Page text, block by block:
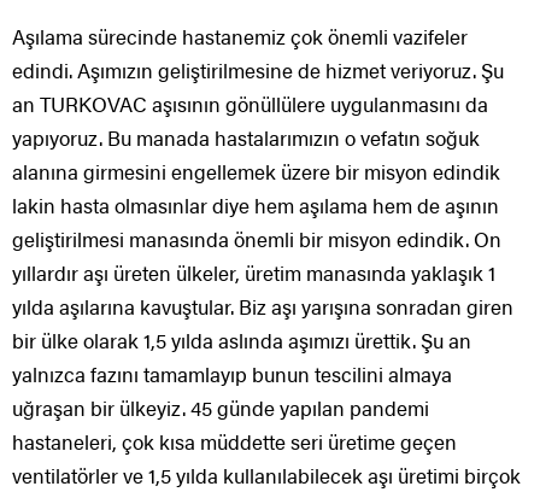
Aşılama sürecinde hastanemiz çok önemli vazifeler
edindi. Aşımızın geliştirilmesine de hizmet veriyoruz. Şu
an TURKOVAC aşısının gönüllülere uygulanmasını da
yapıyoruz. Bu manada hastalarımızın o vefatın soğuk
alanına girmesini engellemek üzere bir misyon edindik
lakin hasta olmasınlar diye hem aşılama hem de aşının
geliştirilmesi manasında önemli bir misyon edindik. On
yıllardır aşı üreten ülkeler, üretim manasında yaklaşık 1
yılda aşılarına kavuştular. Biz aşı yarışına sonradan giren
bir ülke olarak 1,5 yılda aslında aşımızı ürettik. Şu an
yalnızca fazını tamamlayıp bunun tescilini almaya
uğraşan bir ülkeyiz. 45 günde yapılan pandemi
hastaneleri, çok kısa müddette seri üretime geçen
ventilatörler ve 1,5 yılda kullanılabilecek aşı üretimi birçok